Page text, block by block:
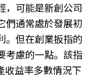
，可能是新創公司
們通常處於發展初
。但在創業扳指的
考慮的一點。該指
收益率多數情況下